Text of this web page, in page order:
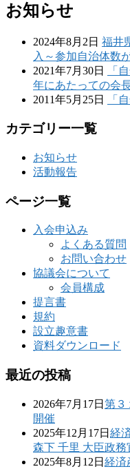
お知らせ
2024年8月2日 福井
入～参加自治体数
2021年7月30日
「
年にあたっての会
2011年5月25日
「
カテゴリー一覧
お知らせ
活動報告
ページ一覧
入会申込み
よくある質問
お問い合わせ
協議会について
会員構成
提言書
規約
設立趣意書
資料ダウンロード
最近の投稿
2026年7月17日 第３
開催
2025年12月17日 経
森下 千里 大臣政
2025年8月12日 経済